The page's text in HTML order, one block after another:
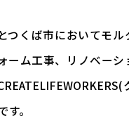
つくば市においてモル
ーム工事、リノベーシ
。